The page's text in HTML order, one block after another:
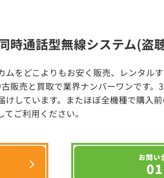
時通話型無線システム(盗
をどこよりもお安く販売、レンタル
販売と買取で業界ナンバーワンです。
しています。またほぼ全機種で購入
ご利用ください。
お問い